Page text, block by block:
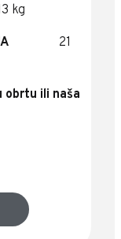
kg
21
obrtu ili naša